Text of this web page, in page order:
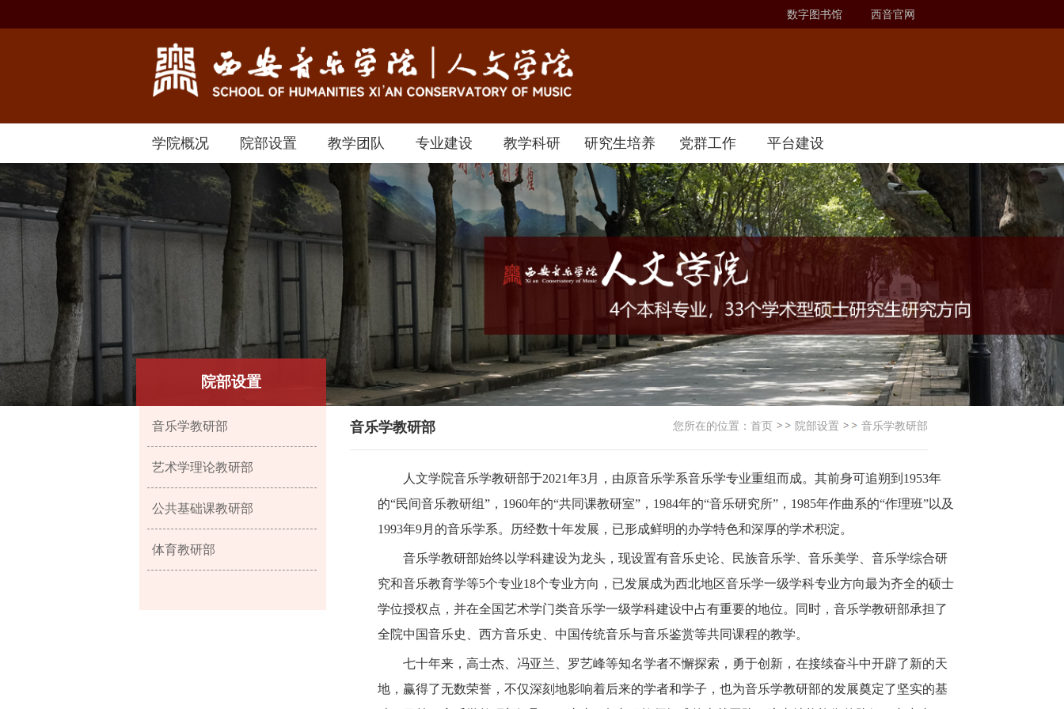
数字图书馆 西音官网
学院概况 院部设置 教学团队 专业建设 教学科研 研究生培养 党群工作 平台建设
院部设置
音乐学教研部
艺术学理论教研部
公共基础课教研部
体育教研部
您所在的位置： 首页 院部设置 音乐学教研部
音乐学教研部
人文学院音乐学教研部于2021年3月，由原音乐学系音乐学专业重组而成。其前身可追朔到1953年
的“民间音乐教研组”，1960年的“共同课教研室”，1984年的“音乐研究所”，1985年作曲系的“作理班”以及
1993年9月的音乐学系。历经数十年发展，已形成鲜明的办学特色和深厚的学术积淀。
音乐学教研部始终以学科建设为龙头，现设置有音乐史论、民族音乐学、音乐美学、音乐学综合研
究和音乐教育学等5个专业18个专业方向，已发展成为西北地区音乐学一级学科专业方向最为齐全的硕士
学位授权点，并在全国艺术学门类音乐学一级学科建设中占有重要的地位。同时，音乐学教研部承担了
全院中国音乐史、西方音乐史、中国传统音乐与音乐鉴赏等共同课程的教学。
七十年来，高士杰、冯亚兰、罗艺峰等知名学者不懈探索，勇于创新，在接续奋斗中开辟了新的天
地，赢得了无数荣誉，不仅深刻地影响着后来的学者和学子，也为音乐学教研部的发展奠定了坚实的基